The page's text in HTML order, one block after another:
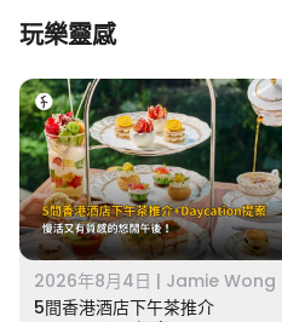
玩樂靈感
2026年8月4日 | Jamie Wong
5間香港酒店下午茶推介